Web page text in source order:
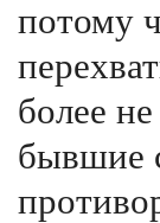
потому
более
бывшие